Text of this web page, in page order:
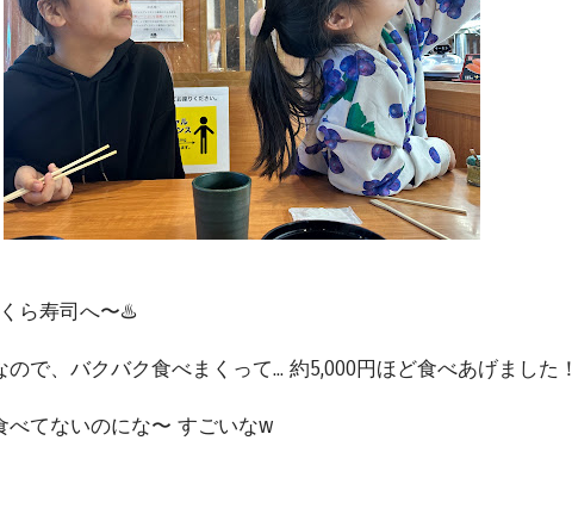
ら寿司へ〜♨️
で、バクバク食べまくって... 約5,000円ほど食べあげました！
べてないのにな〜 すごいなw